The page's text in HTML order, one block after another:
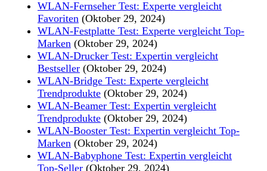
WLAN-Fernseher Test: Experte vergleicht
Favoriten (Oktober 29, 2024)
WLAN-Festplatte Test: Experte vergleicht Top-
Marken (Oktober 29, 2024)
WLAN-Drucker Test: Expertin vergleicht
Bestseller (Oktober 29, 2024)
WLAN-Bridge Test: Experte vergleicht
Trendprodukte (Oktober 29, 2024)
WLAN-Beamer Test: Expertin vergleicht
Trendprodukte (Oktober 29, 2024)
WLAN-Booster Test: Expertin vergleicht Top-
Marken (Oktober 29, 2024)
WLAN-Babyphone Test: Expertin vergleicht
Top-Seller (Oktober 29, 2024)